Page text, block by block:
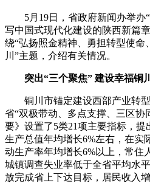
5月19日，省政府新闻办举办
写中国式现代化建设的陕西新篇
绕“弘扬照金精神、勇担转型使命
川”主题，介绍有关情况。
突出“三个聚焦” 建设幸福铜川
铜川市锚定建设西部产业转
省“双极带动、多点支撑、三区协
要》设置了5类21项主要指标，
生产总值年均增长6%左右，在实
动生产率年均增长6%以上，常住
城镇调查失业率低于全省平均水
放完成省上下达目标，居民收入